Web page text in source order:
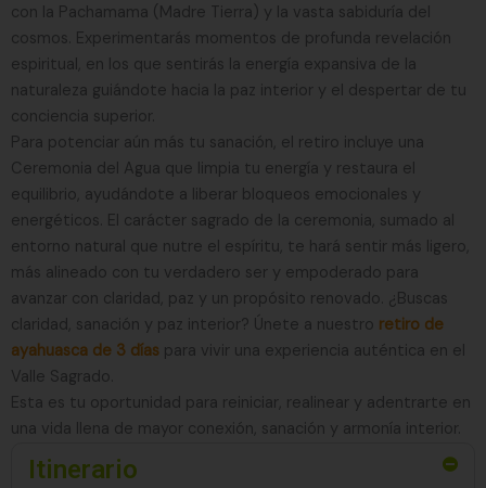
con la Pachamama (Madre Tierra) y la vasta sabiduría del
cosmos. Experimentarás momentos de profunda revelación
espiritual, en los que sentirás la energía expansiva de la
naturaleza guiándote hacia la paz interior y el despertar de tu
conciencia superior.
Para potenciar aún más tu sanación, el retiro incluye una
Ceremonia del Agua que limpia tu energía y restaura el
equilibrio, ayudándote a liberar bloqueos emocionales y
energéticos. El carácter sagrado de la ceremonia, sumado al
entorno natural que nutre el espíritu, te hará sentir más ligero,
más alineado con tu verdadero ser y empoderado para
avanzar con claridad, paz y un propósito renovado. ¿Buscas
claridad, sanación y paz interior? Únete a nuestro retiro de
ayahuasca de 3 días para vivir una experiencia auténtica en el
Valle Sagrado.
Esta es tu oportunidad para reiniciar, realinear y adentrarte en
una vida llena de mayor conexión, sanación y armonía interior.
Itinerario